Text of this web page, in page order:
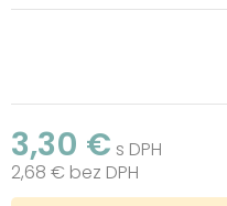
3,30 € s DPH
2,68 € bez DPH